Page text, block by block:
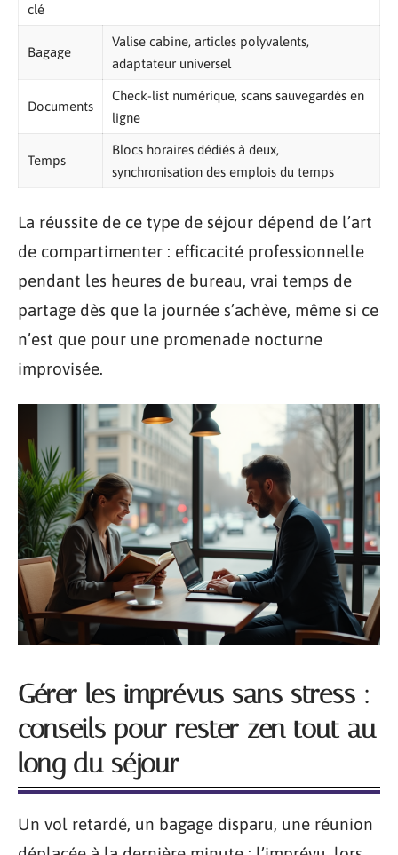
clé
Bagage
Valise cabine, articles polyvalents,
adaptateur universel
Documents
Check-list numérique, scans sauvegardés en
ligne
Temps
Blocs horaires dédiés à deux,
synchronisation des emplois du temps
La réussite de ce type de séjour dépend de l’art
de compartimenter : efficacité professionnelle
pendant les heures de bureau, vrai temps de
partage dès que la journée s’achève, même si ce
n’est que pour une promenade nocturne
improvisée.
Gérer les imprévus sans stress :
conseils pour rester zen tout au
long du séjour
Un vol retardé, un bagage disparu, une réunion